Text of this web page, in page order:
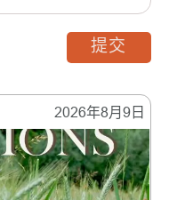
2026年8月9日
提交